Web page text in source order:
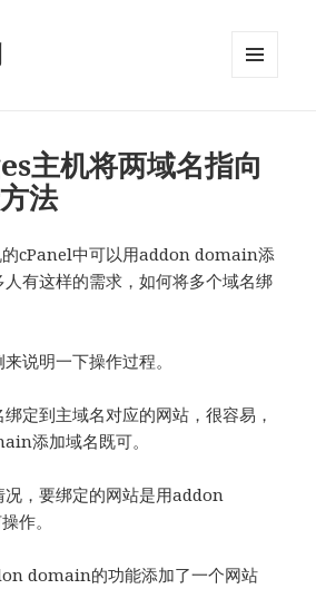
主机将两域名指向
法
cPanel中可以用addon domain添
有这样的需求，如何将多个域名绑
说明一下操作过程。
定到主域名对应的网站，很容易，
添加域名既可。
况，要绑定的网站是用addon
作。
domain的功能添加了一个网站